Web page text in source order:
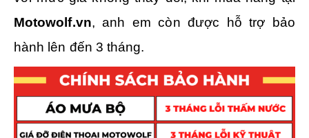
Motowolf.vn, anh em còn được hỗ trợ bảo
hành lên đến 3 tháng.